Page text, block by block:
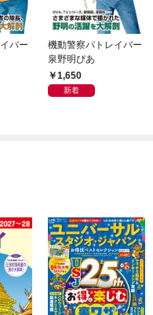
バー
機動警察パトレイバー
泉野明ぴあ
1,650
新着